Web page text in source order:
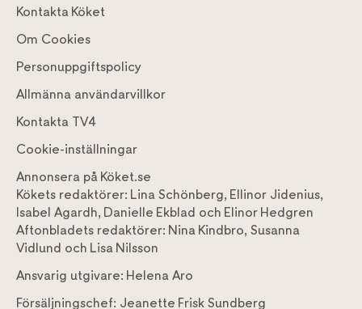
Kontakta Köket
Om Cookies
Personuppgiftspolicy
Allmänna användarvillkor
Kontakta TV4
Cookie-inställningar
Annonsera på Köket.se
Kökets redaktörer: Lina Schönberg, Ellinor Jidenius,
Isabel Agardh, Danielle Ekblad och Elinor Hedgren
Aftonbladets redaktörer: Nina Kindbro, Susanna
Vidlund och Lisa Nilsson
Ansvarig utgivare: Helena Aro
Försäljningschef: Jeanette Frisk Sundberg